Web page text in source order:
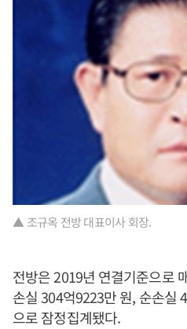
▲ 조규옥 전방 대표이사 회장.
전방은 2019년 연결기준으로
손실 304억9223만 원, 순손실
으로 잠정집계됐다.